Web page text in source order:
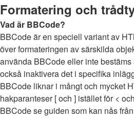
Formatering och
Vad är BBCode?
BBCode är en speciell variant av
över formateringen av särskilda
använda BBCode eller inte
också inaktivera det i specifika
BBCode liknar i mångt och mycket
hakparanteser [ och ] istället för <
BBCode se guiden som kan nås